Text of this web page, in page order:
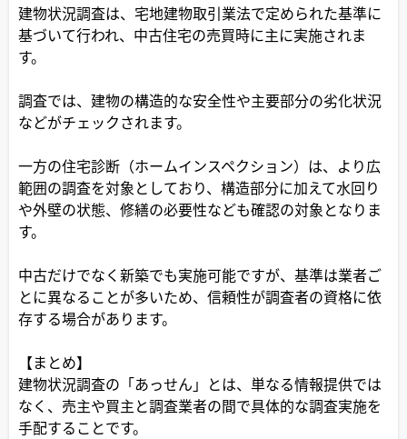
建物状況調査は、宅地建物取引業法で定められた基準に
基づいて行われ、中古住宅の売買時に主に実施されま
す。
調査では、建物の構造的な安全性や主要部分の劣化状況
などがチェックされます。
一方の住宅診断（ホームインスペクション）は、より広
範囲の調査を対象としており、構造部分に加えて水回り
や外壁の状態、修繕の必要性なども確認の対象となりま
す。
中古だけでなく新築でも実施可能ですが、基準は業者ご
とに異なることが多いため、信頼性が調査者の資格に依
存する場合があります。
【まとめ】
建物状況調査の「あっせん」とは、単なる情報提供では
なく、売主や買主と調査業者の間で具体的な調査実施を
手配することです。